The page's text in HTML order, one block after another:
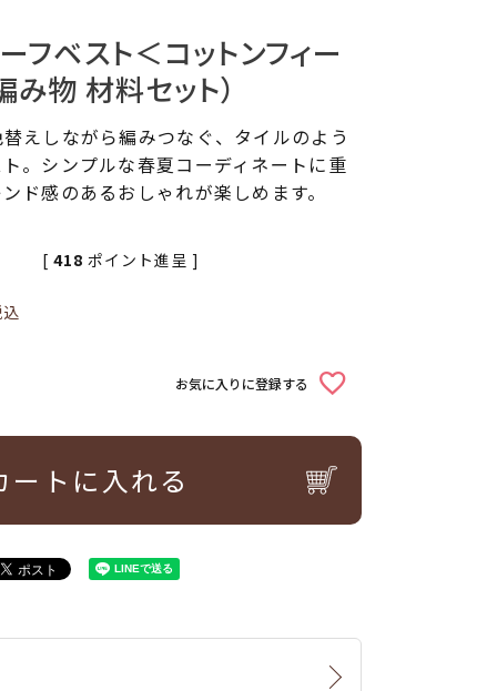
フベスト＜コットンフィー
み物 材料セット）
えしながら編みつなぐ、タイルのよう
。シンプルな春夏コーディネートに重
ド感のあるおしゃれが楽しめます。
[ 418 ポイント進呈 ]
お気に入りに登録する
ートに入れる